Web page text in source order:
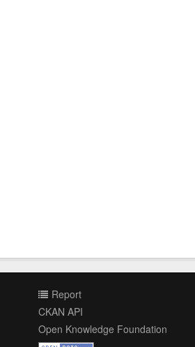
Report
CKAN API
Open Knowledge Foundation